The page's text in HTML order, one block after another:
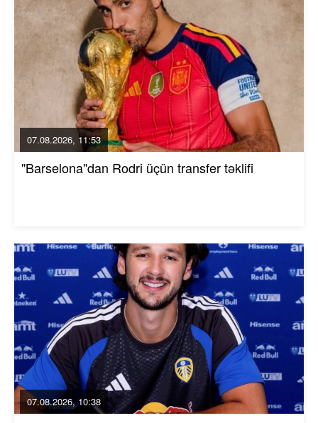
07.08.2026, 11:53
"Barselona"dan Rodri üçün transfer təklifi
07.08.2026, 10:38